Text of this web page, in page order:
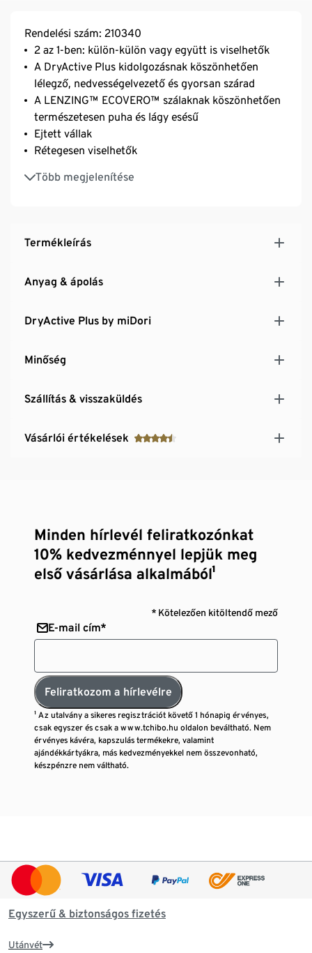
Rendelési szám: 210340
2 az 1-ben: külön-külön vagy együtt is viselhetők
A DryActive Plus kidolgozásnak köszönhetően
lélegző, nedvességelvezető és gyorsan szárad
A LENZING™ ECOVERO™ szálaknak köszönhetően
természetesen puha és lágy esésű
Ejtett vállak
Rétegesen viselhetők
Több megjelenítése
Kerek nyakkivágás
Termékleírás
Anyag & ápolás
DryActive Plus by miDori
Minőség
Szállítás & visszaküldés
Vásárlói értékelések
Minden hírlevél feliratkozónkat
10% kedvezménnyel lepjük meg
első vásárlása alkalmából¹
* Kötelezően kitöltendő mező
E-mail cím*
Feliratkozom a hírlevélre
¹ Az utalvány a sikeres regisztrációt követő 1 hónapig érvényes,
csak egyszer és csak a www.tchibo.hu oldalon beváltható. Nem
érvényes kávéra, kapszulás termékekre, valamint
ajándékkártyákra, más kedvezményekkel nem összevonható,
készpénzre nem váltható.
Egyszerű & biztonságos fizetés
Utánvét